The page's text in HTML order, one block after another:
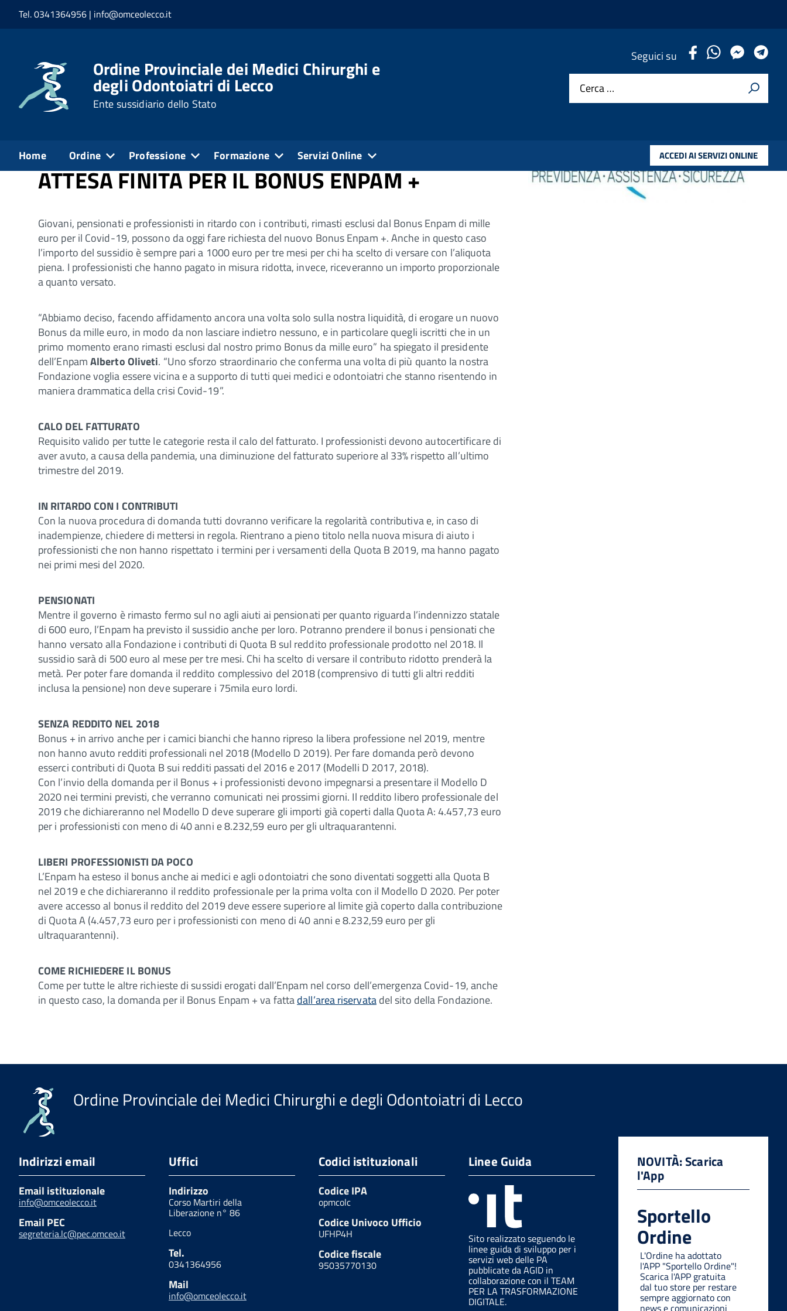
Tel. 0341364956 | info@omceolecco.it
Ordine Provinciale dei Medici Chirurghi e
degli Odontoiatri di Lecco
Ente sussidiario dello Stato
Seguici su . . . .
Cerca …
Home Ordine Professione Formazione Servizi Online ACCEDI AI SERVIZI ONLINE
Home Professione Notizie dell'Ordine
Pubblicato: 26 Giugno 2020
ATTESA FINITA PER IL BONUS ENPAM +
Giovani, pensionati e professionisti in ritardo con i contributi, rimasti esclusi dal Bonus Enpam di mille
euro per il Covid-19, possono da oggi fare richiesta del nuovo Bonus Enpam +. Anche in questo caso
l’importo del sussidio è sempre pari a 1000 euro per tre mesi per chi ha scelto di versare con l’aliquota
piena. I professionisti che hanno pagato in misura ridotta, invece, riceveranno un importo proporzionale
a quanto versato.
“Abbiamo deciso, facendo affidamento ancora una volta solo sulla nostra liquidità, di erogare un nuovo
Bonus da mille euro, in modo da non lasciare indietro nessuno, e in particolare quegli iscritti che in un
primo momento erano rimasti esclusi dal nostro primo Bonus da mille euro” ha spiegato il presidente
dell’EnpamAlberto Oliveti. “Uno sforzo straordinario che conferma una volta di più quanto la nostra
Fondazione voglia essere vicina e a supporto di tutti quei medici e odontoiatri che stanno risentendo in
maniera drammatica della crisi Covid-19”.
CALO DEL FATTURATO
Requisito valido per tutte le categorie resta il calo del fatturato. I professionisti devono autocertificare di
aver avuto, a causa della pandemia, una diminuzione del fatturato superiore al 33% rispetto all’ultimo
trimestre del 2019.
IN RITARDO CON I CONTRIBUTI
Con la nuova procedura di domanda tutti dovranno verificare la regolarità contributiva e, in caso di
inadempienze, chiedere di mettersi in regola. Rientrano a pieno titolo nella nuova misura di aiuto i
professionisti che non hanno rispettato i termini per i versamenti della Quota B 2019, ma hanno pagato
nei primi mesi del 2020.
PENSIONATI
Mentre il governo è rimasto fermo sul no agli aiuti ai pensionati per quanto riguarda l’indennizzo statale
di 600 euro, l’Enpam ha previsto il sussidio anche per loro. Potranno prendere il bonus i pensionati che
hanno versato alla Fondazione i contributi di Quota B sul reddito professionale prodotto nel 2018. Il
sussidio sarà di 500 euro al mese per tre mesi. Chi ha scelto di versare il contributo ridotto prenderà la
metà. Per poter fare domanda il reddito complessivo del 2018 (comprensivo di tutti gli altri redditi
inclusa la pensione) non deve superare i 75mila euro lordi.
SENZA REDDITO NEL 2018
Bonus + in arrivo anche per i camici bianchi che hanno ripreso la libera professione nel 2019, mentre
non hanno avuto redditi professionali nel 2018 (Modello D 2019). Per fare domanda però devono
esserci contributi di Quota B sui redditi passati del 2016 e 2017 (Modelli D 2017, 2018).
Con l’invio della domanda per il Bonus + i professionisti devono impegnarsi a presentare il Modello D
2020 nei termini previsti, che verranno comunicati nei prossimi giorni. Il reddito libero professionale del
2019 che dichiareranno nel Modello D deve superare gli importi già coperti dalla Quota A: 4.457,73 euro
per i professionisti con meno di 40 anni e 8.232,59 euro per gli ultraquarantenni.
LIBERI PROFESSIONISTI DA POCO
L’Enpam ha esteso il bonus anche ai medici e agli odontoiatri che sono diventati soggetti alla Quota B
nel 2019 e che dichiareranno il reddito professionale per la prima volta con il Modello D 2020. Per poter
avere accesso al bonus il reddito del 2019 deve essere superiore al limite già coperto dalla contribuzione
di Quota A (4.457,73 euro per i professionisti con meno di 40 anni e 8.232,59 euro per gli
ultraquarantenni).
COME RICHIEDERE IL BONUS
Come per tutte le altre richieste di sussidi erogati dall’Enpam nel corso dell’emergenza Covid-19, anche
in questo caso, la domanda per il Bonus Enpam + va fattadall’area riservatadel sito della Fondazione.
Ordine Provinciale dei Medici Chirurghi e degli Odontoiatri di Lecco
Indirizzi email
Email istituzionale
info@omceolecco.it
Email PEC
segreteria.lc@pec.omceo.it
Uffici
Indirizzo
Corso Martiri della
Liberazione n° 86
Lecco
Tel.
0341364956
Mail
info@omceolecco.it
Codici istituzionali
Codice IPA
opmcolc
Codice Univoco Ufficio
UFHP4H
Codice fiscale
95035770130
Linee Guida
Sito realizzato seguendo le
linee guida di sviluppo per i
servizi web delle PA
pubblicate da AGID in
collaborazione con il TEAM
PER LA TRASFORMAZIONE
DIGITALE.
NOVITÀ: Scarica
l'App
Sportello
Ordine
L'Ordine ha adottato
l'APP "Sportello Ordine"!
Scarica l'APP gratuita
dal tuo store per restare
sempre aggiornato con